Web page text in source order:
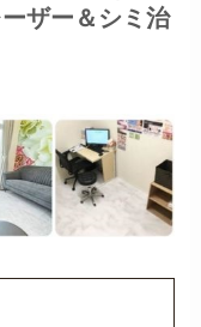
ザー＆シミ治